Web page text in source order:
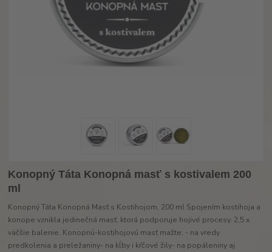
Konopný Táta Konopná masť s kostivalem 200
ml
Konopný Táta Konopná Masť s Kostihojom, 200 ml Spojením kostihoja a
konope vznikla jedinečná masť, ktorá podporuje hojivé procesy. 2,5 x
väčšie balenie. Konopnú-kostihojovú masť mažte: - na vredy
predkolenia a preležaniny- na kĺby i kŕčové žily- na popáleniny aj